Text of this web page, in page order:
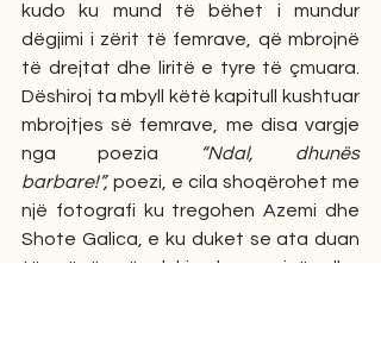
kudo ku mund të bëhet i mundur
dëgjimi i zërit të femrave, që mbrojnë
të drejtat dhe liritë e tyre të çmuara.
Dëshiroj ta mbyll këtë kapitull kushtuar
mbrojtjes së femrave, me disa vargje
nga poezia
“Ndal, dhunës
barbare!”, poezi, e cila shoqërohet me
një fotografi ku tregohen Azemi dhe
Shote Galica, e ku duket se ata duan
të vënë në dukje harmoninë dhe